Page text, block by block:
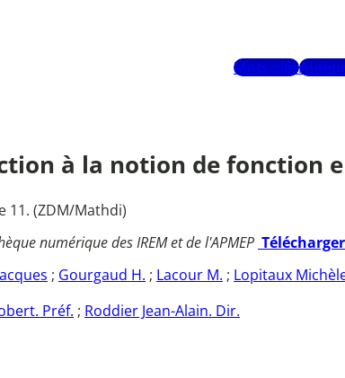
Mots-clés
à la notion de fonction
(ZDM/Mathdi)
numérique des IREM et de l'APMEP Télécharger
; Gourgaud H. ; Lacour M. ; Lopitaux
Préf. ; Roddier Jean-Alain. Dir.